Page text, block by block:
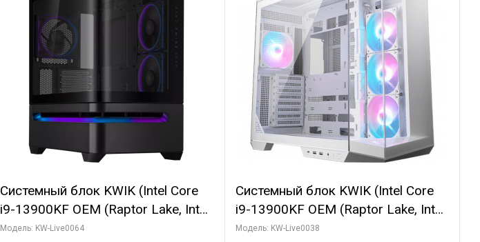
Системный блок KWIK (Intel Core
i9-13900KF OEM (Raptor Lake, Intel
7, C24 16EC/8P/ 64 ГБ ОЗУ (2
Модель: KW-Live0064
Системный блок KWIK (Intel Core
i9-13900KF OEM (Raptor Lake, Intel
7, C24 16EC/8P/ 32 ГБ ОЗУ (2
Модель: KW-Live0038